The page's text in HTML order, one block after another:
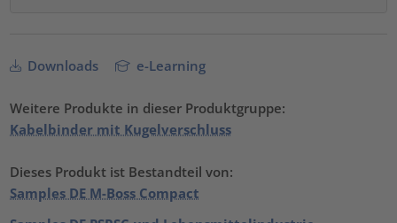
Downloads e-Learning
Weitere Produkte in dieser Produktgruppe:
Kabelbinder mit Kugelverschluss
Dieses Produkt ist Bestandteil von:
Samples DE M-Boss Compact